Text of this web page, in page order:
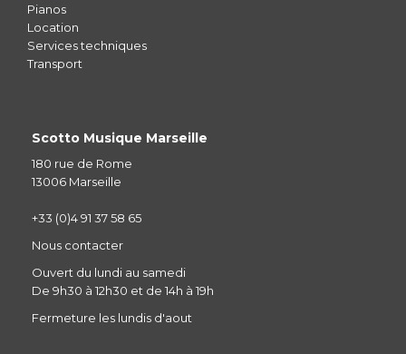
Pianos
Location
Services techniques
Transport
Scotto Musique Marseille
180 rue de Rome
13006 Marseille
+33 (0)4 91 37 58 65
Nous contacter
Ouvert du lundi au samedi
De 9h30 à 12h30 et de 14h à 19h
Fermeture les lundis d'aout